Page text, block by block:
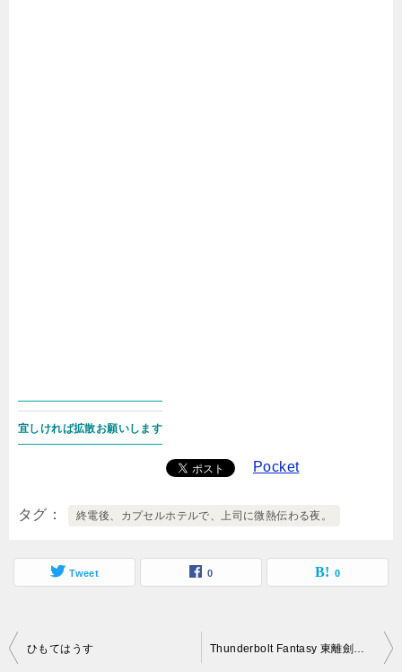
宜しければ拡散お願いします
Pocket
タグ 終電後、カプセルホテルで、上司に微熱伝わる夜。
Tweet 0 0
投
ひもてはうす Thunderbolt Fantasy 東離劍遊紀2